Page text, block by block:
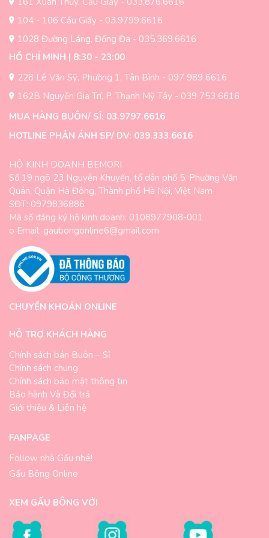
trang
sản
phẩm
104 - 106 Cầu Giấy - 03.9799.6616
1028 Đường Láng, Đống Đa - 035.369.6616
HỒ CHÍ MINH | 8:30 - 23:00
228 Lê Văn Sỹ, Phường 1, Tân Bình - 097 989 6616
162B Nguyễn Gia Trí, P. Thạnh Mỹ Tây - 039 753 6616
MUA HÀNG BUÔN/ SỈ: 03.9797.6616
HOTLINE PHẢN ÁNH SP/ DV: 039.333.6616
HỘ KINH DOANH BEMORI
Số 19 ngõ 23 Nguyễn Khuyến, tổ dân phố 5, Phường Văn
Quán, Quận Hà Đông, Thành phố Hà Nội, Việt Nam
SĐT: 0979836886
Mã số đăng ký hộ kinh doanh: 0108977908-001
o Email: gaubongonline6@gmail.com
CHUYỂN KHOẢN ONLINE
HỖ TRỢ KHÁCH HÀNG
Chính sách bán Buôn – Sỉ
Chính sách chung
Chính sách bảo mật thông tin
Bảo hành Và Đổi trả
Giới thiệu & Liên hệ
FANPAGE
Follow nhà Gấu nhé!
Gấu Bông Online
XEM GẤU BÔNG VỚI